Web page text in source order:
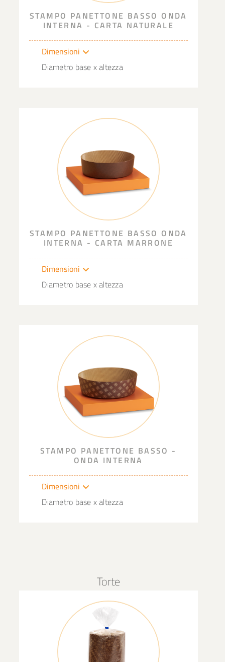
STAMPO PANETTONE BASSO ONDA
INTERNA - CARTA NATURALE
Dimensioni
Diametro base x altezza
STAMPO PANETTONE BASSO ONDA
INTERNA - CARTA MARRONE
Dimensioni
Diametro base x altezza
STAMPO PANETTONE BASSO -
ONDA INTERNA
Dimensioni
Diametro base x altezza
Torte